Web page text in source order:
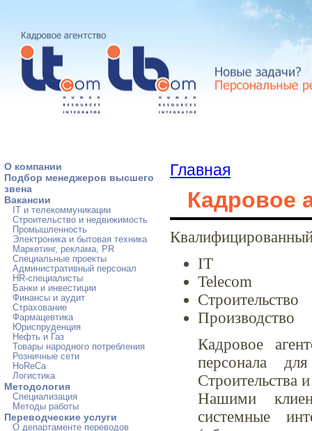
О компании
Подбор менеджеров высшего
звена
Вакансии
IT и телекоммуникации
Строительство и недвижимость
Промышленность
Электроника и бытовая техника
Маркетинг, реклама, PR
Специальные проекты
Административный персонал
HR-специалисты
Банки и инвестиции
Финансы и аудит
Страхование
Фармацевтика
Юриспруденция
Нефть и Газ
Товары народного потребления
Розничные сети
HoReCa
Логистика
Методология
Специализация
Методы работы
Переводческие услуги
О департаменте переводов
Главная
Кадровое
IT
Telecom
Строительство
Производство
Кадровое
персонала
Строительства
Нашими
системные